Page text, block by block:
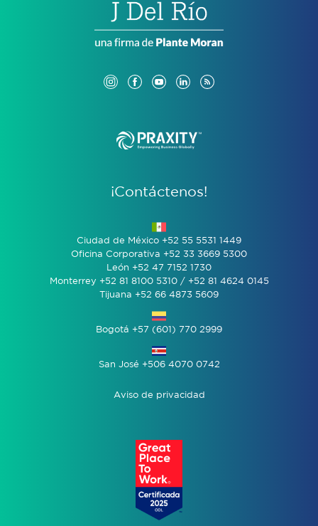
¡Contáctenos!
Ciudad de México +52 55 5531 1449
Oficina Corporativa +52 33 3669 5300
León +52 47 7152 1730
Monterrey +52 81 8100 5310 / +52 81 4624 0145
Tijuana +52 66 4873 5609
Bogotá +57 (601) 770 2999
San José +506 4070 0742
Aviso de privacidad